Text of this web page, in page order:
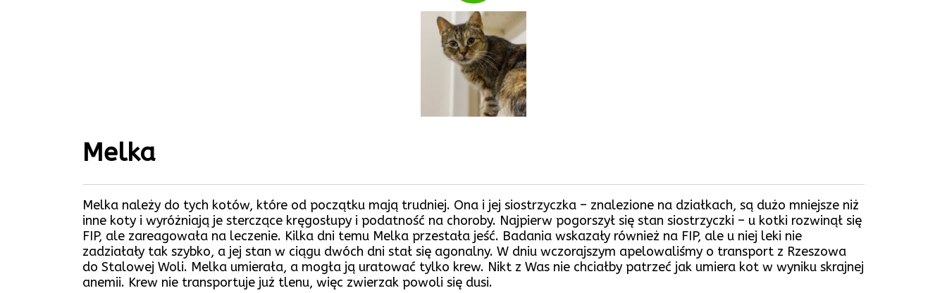
Melka
Melka należy do tych kotów, które od początku mają trudniej. Ona i jej siostrzyczka – znalezione na działkach, są dużo mniejsze niż
inne koty i wyróżniają je sterczące kręgosłupy i podatność na choroby. Najpierw pogorszył się stan siostrzyczki – u kotki rozwinął się
FIP, ale zareagowała na leczenie. Kilka dni temu Melka przestała jeść. Badania wskazały również na FIP, ale u niej leki nie
zadziałały tak szybko, a jej stan w ciągu dwóch dni stał się agonalny. W dniu wczorajszym apelowaliśmy o transport z Rzeszowa
do Stalowej Woli. Melka umierała, a mogła ją uratować tylko krew. Nikt z Was nie chciałby patrzeć jak umiera kot w wyniku skrajnej
anemii. Krew nie transportuje już tlenu, więc zwierzak powoli się dusi.